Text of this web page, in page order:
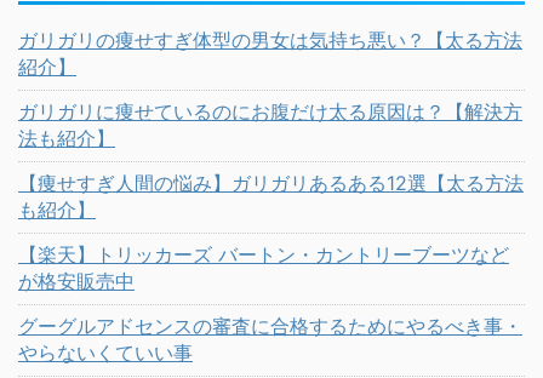
ガリガリの痩せすぎ体型の男女は気持ち悪い？【太る方法
紹介】
ガリガリに痩せているのにお腹だけ太る原因は？【解決方
法も紹介】
【痩せすぎ人間の悩み】ガリガリあるある12選【太る方法
も紹介】
【楽天】トリッカーズ バートン・カントリーブーツなど
が格安販売中
グーグルアドセンスの審査に合格するためにやるべき事・
やらないくていい事